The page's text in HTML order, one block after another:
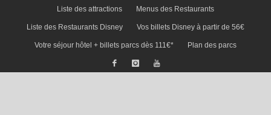
Liste des attractions Menus des Restaurants
Liste des Restaurants Disney Vos billets Disney à partir de 56€
Votre séjour hôtel + billets parcs dès 111€* Plan des parcs